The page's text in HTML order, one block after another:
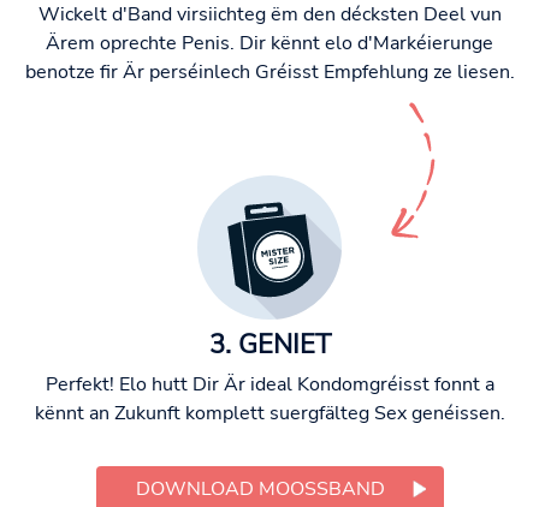
Wickelt d'Band virsiichteg ëm den décksten Deel vun
Ärem oprechte Penis. Dir kënnt elo d'Markéierunge
benotze fir Är perséinlech Gréisst Empfehlung ze liesen.
3. GENIET
Perfekt! Elo hutt Dir Är ideal Kondomgréisst fonnt a
kënnt an Zukunft komplett suergfälteg Sex genéissen.
DOWNLOAD MOOSSBAND